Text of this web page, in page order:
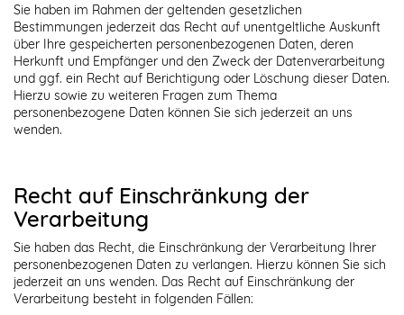
Sie haben im Rahmen der geltenden gesetzlichen
Bestimmungen jederzeit das Recht auf unentgeltliche Auskunft
über Ihre gespeicherten personenbezogenen Daten, deren
Herkunft und Empfänger und den Zweck der Datenverarbeitung
und ggf. ein Recht auf Berichtigung oder Löschung dieser Daten.
Hierzu sowie zu weiteren Fragen zum Thema
personenbezogene Daten können Sie sich jederzeit an uns
wenden.
Recht auf Einschränkung der
Verarbeitung
Sie haben das Recht, die Einschränkung der Verarbeitung Ihrer
personenbezogenen Daten zu verlangen. Hierzu können Sie sich
jederzeit an uns wenden. Das Recht auf Einschränkung der
Verarbeitung besteht in folgenden Fällen: